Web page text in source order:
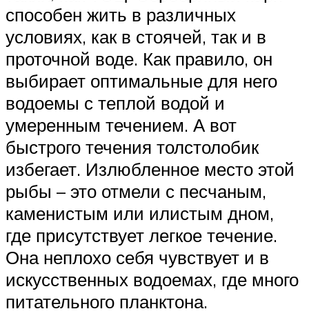
способен жить в различных
условиях, как в стоячей, так и в
проточной воде. Как правило, он
выбирает оптимальные для него
водоемы с теплой водой и
умеренным течением. А вот
быстрого течения толстолобик
избегает. Излюбленное место этой
рыбы – это отмели с песчаным,
каменистым или илистым дном,
где присутствует легкое течение.
Она неплохо себя чувствует и в
искусственных водоемах, где много
питательного планктона.